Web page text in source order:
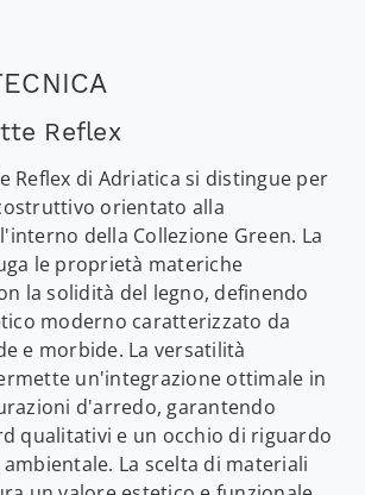
Reflex
Reflex di Adriatica si distingue per
orientato alla
della Collezione Green. La
le proprietà materiche
la solidità del legno, definendo
moderno caratterizzato da
e morbide. La versatilità
un'integrazione ottimale in
d'arredo, garantendo
qualitativi e un occhio di riguardo
La scelta di materiali